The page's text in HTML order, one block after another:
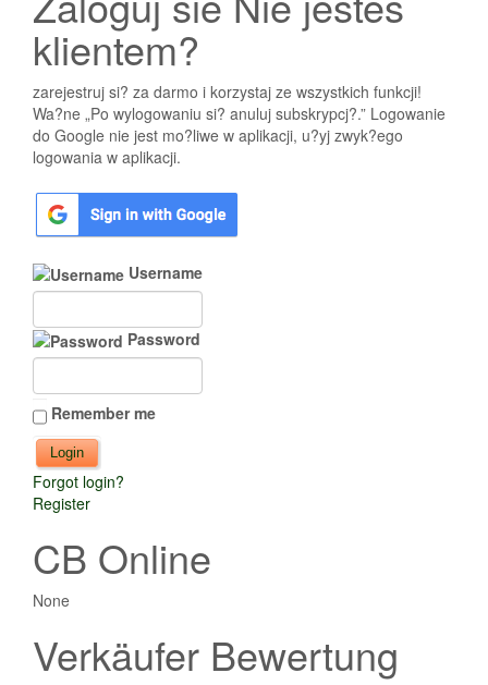
klientem?
zarejestruj si? za darmo i korzystaj ze wszystkich funkcji!
Wa?ne „Po wylogowaniu si? anuluj subskrypcj?.” Logowanie
do Google nie jest mo?liwe w aplikacji, u?yj zwyk?ego
logowania w aplikacji.
Username
Password
Remember me
Forgot login?
Register
CB Online
None
Verkäufer Bewertung